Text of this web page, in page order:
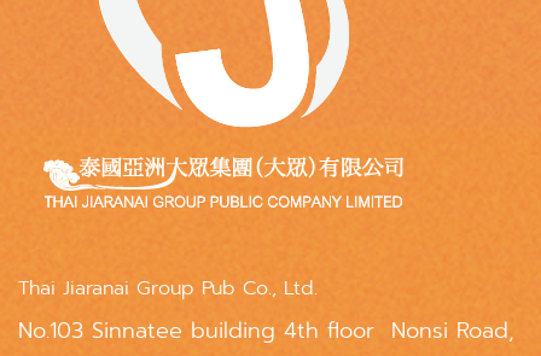
Thai Jiaranai Group Pub Co., Ltd.
No.103 Sinnatee building 4th floor Nonsi Road,